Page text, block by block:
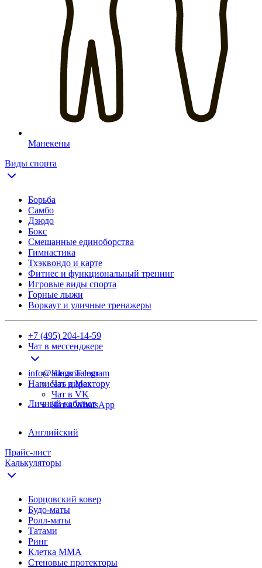
Манекены
Виды спорта
Борьба
Самбо
Дзюдо
Бокс
Смешанные единоборства
Гимнастика
Тхэквондо и карте
Фитнес и функциональный тренинг
Игровые виды спорта
Горные лыжи
Воркаут и уличные тренажеры
+7 (495) 204-14-59
Чат в мессенджере
Чат в Telegram
Чат в Max
Чат в VK
Чат в WhatsApp
info@adegma.com
Написать директору
Личный кабинет
Английский
Прайс-лист
Калькуляторы
Борцовский ковер
Будо-маты
Ролл-маты
Татами
Ринг
Клетка ММА
Стеновые протекторы